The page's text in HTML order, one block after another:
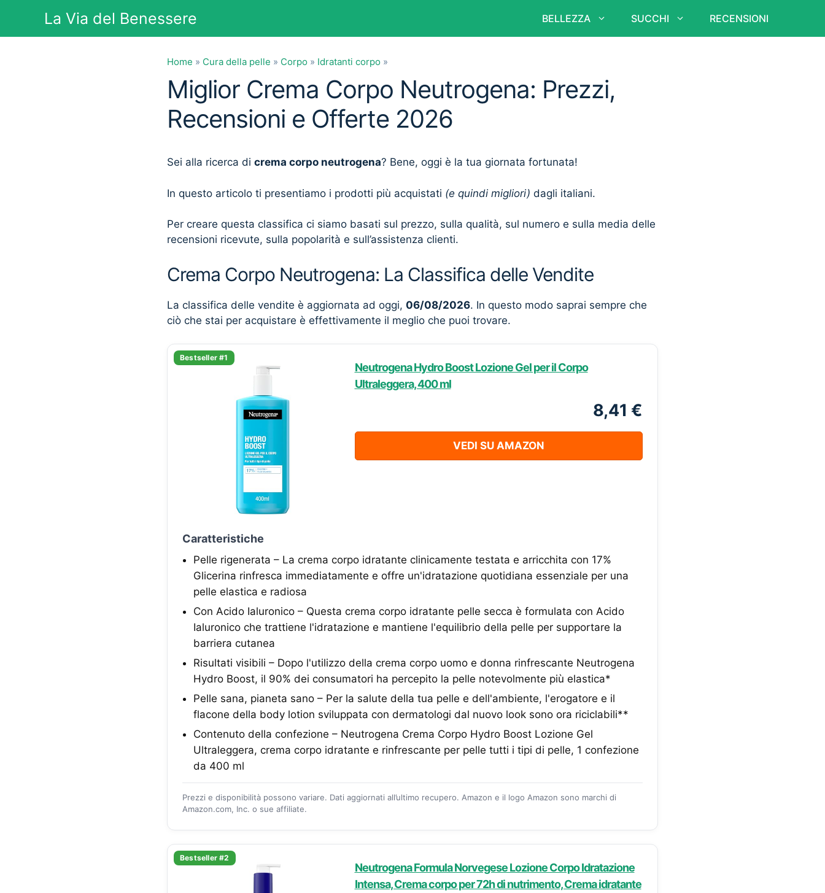
contenuto
La Via del Benessere BELLEZZA SUCCHI RECENSIONI
Home » Cura della pelle » Corpo » Idratanti corpo »
Miglior Crema Corpo Neutrogena: Prezzi,
Recensioni e Offerte 2026
Sei alla ricerca di crema corpo neutrogena? Bene, oggi è la tua giornata fortunata!
In questo articolo ti presentiamo i prodotti più acquistati (e quindi migliori) dagli italiani.
Per creare questa classifica ci siamo basati sul prezzo, sulla qualità, sul numero e sulla media delle
recensioni ricevute, sulla popolarità e sull’assistenza clienti.
Crema Corpo Neutrogena: La Classifica delle Vendite
La classifica delle vendite è aggiornata ad oggi, 06/08/2026. In questo modo saprai sempre che
ciò che stai per acquistare è effettivamente il meglio che puoi trovare.
Bestseller #1
Neutrogena Hydro Boost Lozione Gel per il Corpo
Ultraleggera, 400 ml
8,41 €
VEDI SU AMAZON
Caratteristiche
Pelle rigenerata – La crema corpo idratante clinicamente testata e arricchita con 17%
Glicerina rinfresca immediatamente e offre un'idratazione quotidiana essenziale per una
pelle elastica e radiosa
Con Acido Ialuronico – Questa crema corpo idratante pelle secca è formulata con Acido
Ialuronico che trattiene l'idratazione e mantiene l'equilibrio della pelle per supportare la
barriera cutanea
Risultati visibili – Dopo l'utilizzo della crema corpo uomo e donna rinfrescante Neutrogena
Hydro Boost, il 90% dei consumatori ha percepito la pelle notevolmente più elastica*
Pelle sana, pianeta sano – Per la salute della tua pelle e dell'ambiente, l'erogatore e il
flacone della body lotion sviluppata con dermatologi dal nuovo look sono ora riciclabili**
Contenuto della confezione – Neutrogena Crema Corpo Hydro Boost Lozione Gel
Ultraleggera, crema corpo idratante e rinfrescante per pelle tutti i tipi di pelle, 1 confezione
da 400 ml
Prezzi e disponibilità possono variare. Dati aggiornati all’ultimo recupero. Amazon e il logo Amazon sono marchi di
Amazon.com, Inc. o sue affiliate.
Bestseller #2
Neutrogena Formula Norvegese Lozione Corpo Idratazione
Intensa, Crema corpo per 72h di nutrimento, Crema idratante